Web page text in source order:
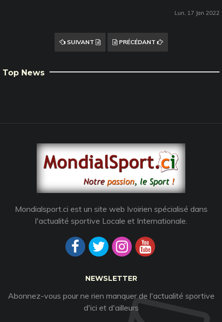
Lun, 17 Jan 2022
SUIVANT PRÉCÉDANT
Top News
Mondialsport.ci est un site web Ivoirien spécialisé dans
l'actualité sportive Locale et Internationale.
NEWSLETTER
Abonnez-vous pour ne rien manquer de l'actualité sportive
d'ici et d'ailleurs